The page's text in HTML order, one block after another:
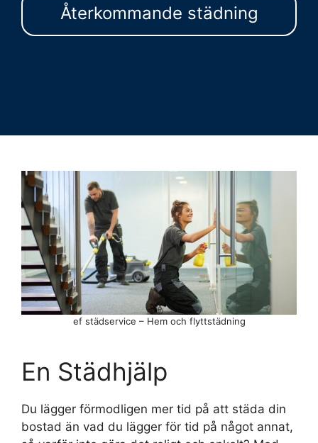
Återkommande städning
En Städhjälp
Du lägger förmodligen mer tid på att städa din
bostad än vad du lägger för tid på något annat,
ef städservice – Hem och flyttstädning